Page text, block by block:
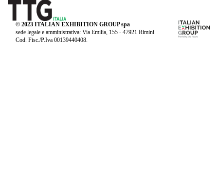
© 2023 ITALIAN EXHIBITION GROUP spa
sede legale e amministrativa: Via Emilia, 155 - 47921 Rimini
Cod. Fisc./P.Iva 00139440408.